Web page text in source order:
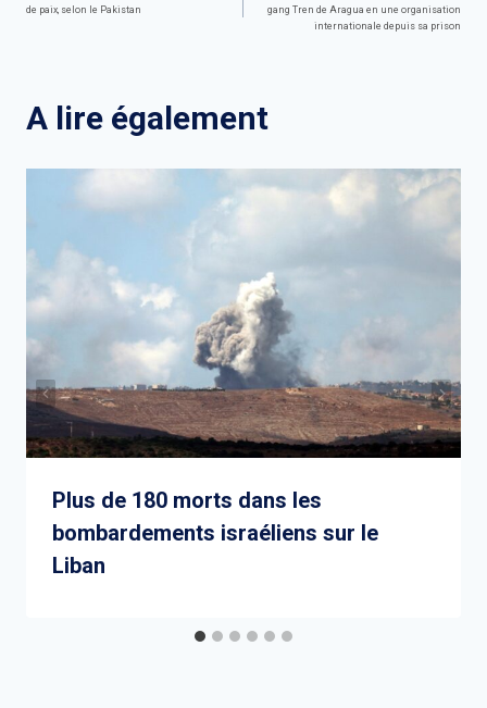
de paix, selon le Pakistan
gang Tren de Aragua en une organisation
internationale depuis sa prison
A lire également
Plus de 180 morts dans les
bombardements israéliens sur le
Liban